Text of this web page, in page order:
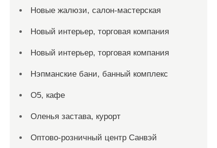
Новые жалюзи, салон-мастерская
Новый интерьер, торговая компания
Новый интерьер, торговая компания
Нэпманские бани, банный комплекс
О5, кафе
Оленья застава, курорт
Оптово-розничный центр Санвэй